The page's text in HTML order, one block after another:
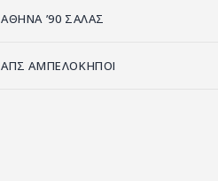
ΑΘΗΝΑ ’90 ΣΑΛΑΣ
ΑΠΣ ΑΜΠΕΛΟΚΗΠΟΙ